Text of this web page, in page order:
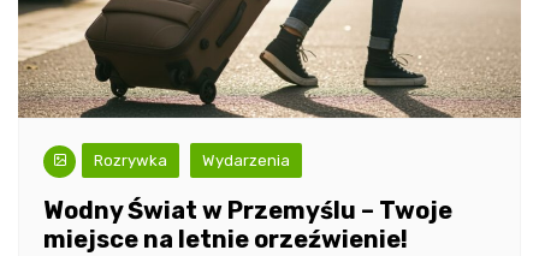
Rozrywka Wydarzenia
Wodny Świat w Przemyślu – Twoje
miejsce na letnie orzeźwienie!